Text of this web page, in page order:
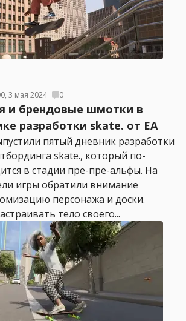
3 мая 2024 0
и брендовые шмотки в
разработки skate. от EA
пятый дневник разработки
skate., который по-
в стадии пре-пре-альфы. На
игры обратили внимание
персонажа и доски.
тело своего...